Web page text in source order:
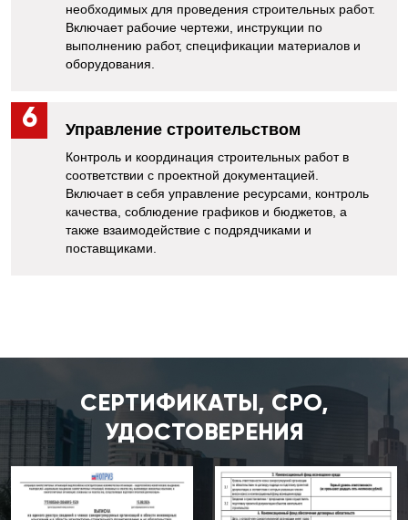
необходимых для проведения строительных работ.
Включает рабочие чертежи, инструкции по
выполнению работ, спецификации материалов и
оборудования.
Управление строительством
Контроль и координация строительных работ в
соответствии с проектной документацией.
Включает в себя управление ресурсами, контроль
качества, соблюдение графиков и бюджетов, а
также взаимодействие с подрядчиками и
поставщиками.
СЕРТИФИКАТЫ, СРО,
УДОСТОВЕРЕНИЯ